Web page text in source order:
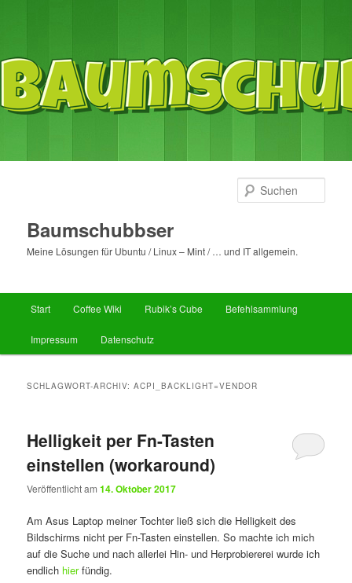
Baumschubbser
Meine Lösungen für Ubuntu / Linux – Mint / … und IT allgemein.
Zum
primären
Zum
sekundären
Start Coffee Wiki Rubik’s Cube Befehlsammlung
Impressum Datenschutz
SCHLAGWORT-ARCHIV:ACPI_BACKLIGHT=VENDOR
Helligkeit per Fn-Tasten
einstellen (workaround)
Veröffentlicht am14. Oktober 2017
Am Asus Laptop meiner Tochter ließ sich die Helligkeit des
Bildschirms nicht per Fn-Tasten einstellen. So machte ich mich
auf die Suche und nach allerlei Hin- und Herprobiererei wurde ich
endlich hierfündig.